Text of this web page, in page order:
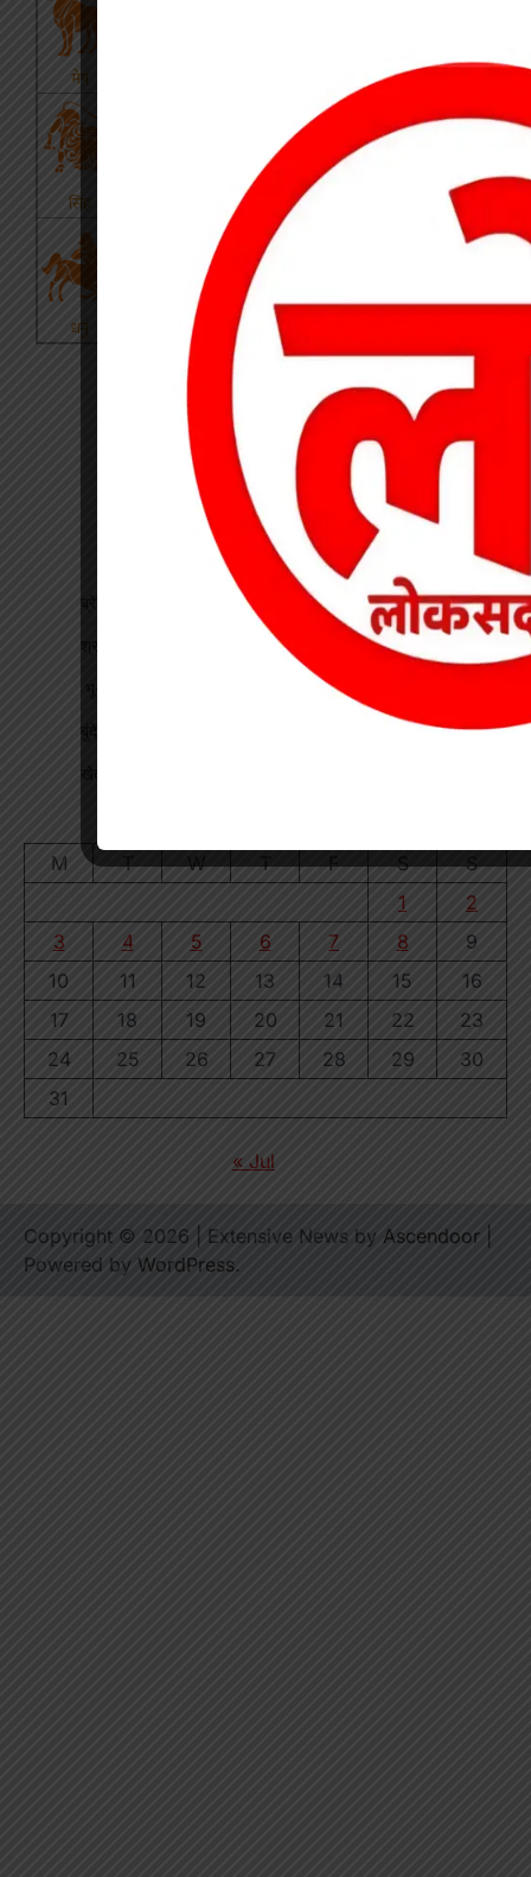
ब्रेकिंग : खेत में विवाद के बाद महिला की संदिग्ध मौत, पति फरार
श्रद्धा पेट्रोल पंप तिवारता में पुलिस का छापा गड़बड़ी की आशंका
भू-प्रभावित युवाओं को रोजगार देने की मांग, महाप्रबंधक को सौंपा ज्ञापन
बुंदेली-सुतर्रा मार्ग की बदहाली पर चक्काजाम, चार घंटे थमे वाहनों के पहिए
M
T W T F S
S
1
2
3
4 5 6 7 8
9
10
11 12 13 14 15
16
17
18 19 20 21 22
23
24
25 26 27 28 29
30
31
« Jul
Copyright © 2026 | Extensive News by Ascendoor
Powered by WordPress.